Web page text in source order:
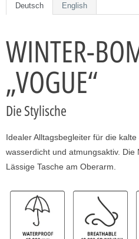
Deutsch English
WINTER-
„VOGUE“
Die Stylische
Idealer Alltagsbegleiter für die
wasserdicht und atmungsaktiv. Die
Lässige Tasche am Oberarm.